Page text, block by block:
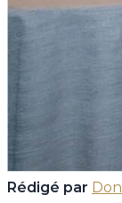
Rédigé par